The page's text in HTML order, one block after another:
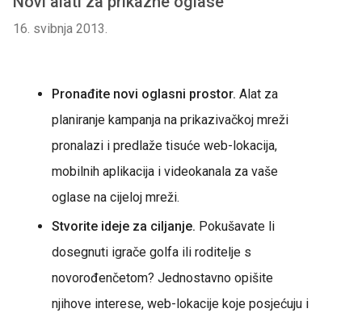
16. svibnja 2013.
Pronađite novi oglasni prostor. Alat za
planiranje kampanja na prikazivačkoj mreži
pronalazi i predlaže tisuće web-lokacija,
mobilnih aplikacija i videokanala za vaše
oglase na cijeloj mreži.
Stvorite ideje za ciljanje. Pokušavate li
dosegnuti igrače golfa ili roditelje s
novorođenčetom? Jednostavno opišite
njihove interese, web-lokacije koje posjećuju i